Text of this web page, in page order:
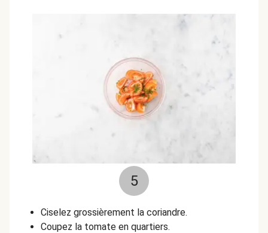
5
Ciselez grossièrement la coriandre.
Coupez la tomate en quartiers.